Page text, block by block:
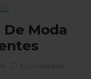
De Moda
3 comentarios